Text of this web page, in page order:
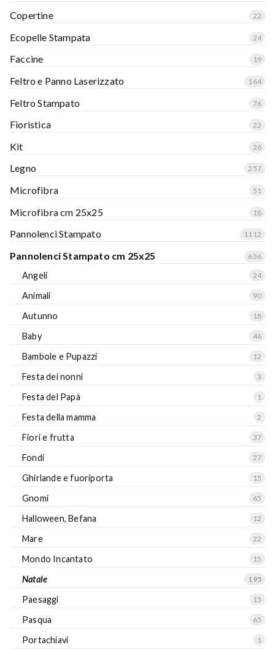
Copertine 22
Ecopelle Stampata 24
Faccine 19
Feltro e Panno Laserizzato 164
Feltro Stampato 76
Fioristica 22
Kit 26
Legno 257
Microfibra 51
Microfibra cm 25x25 18
Pannolenci Stampato 1112
Pannolenci Stampato cm 25x25 636
Angeli 24
Animali 90
Autunno 18
Baby 46
Bambole e Pupazzi 12
Festa dei nonni 3
Festa del Papà 1
Festa della mamma 2
Fiori e frutta 37
Fondi 27
Ghirlande e fuoriporta 15
Gnomi 65
Halloween, Befana 12
Mare 22
Mondo Incantato 15
Natale 195
Paesaggi 15
Pasqua 65
Portachiavi 1